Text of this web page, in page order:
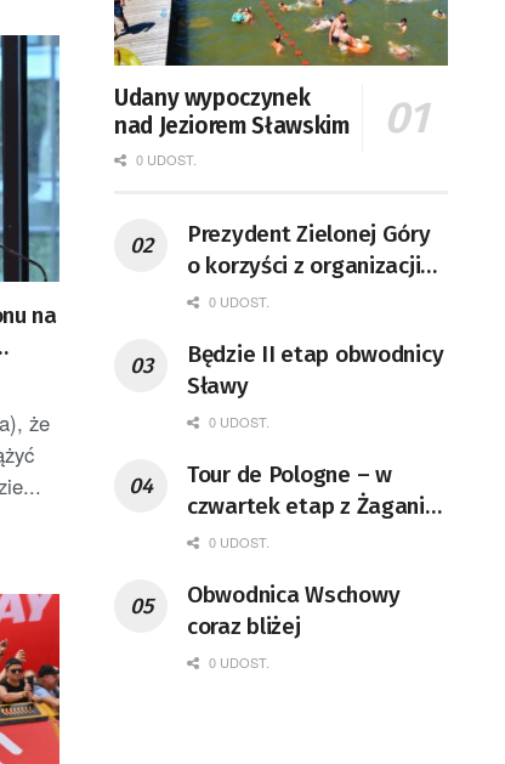
na
że
Udany wypoczynek
nad Jeziorem Sławskim
0 UDOST.
Prezydent Zielonej Góry
o korzyści z organizacji
mety Tour de Pologne
0 UDOST.
Będzie II etap obwodnicy
Sławy
0 UDOST.
Tour de Pologne – w
czwartek etap z Żagania
do Karpacza
0 UDOST.
Obwodnica Wschowy
coraz bliżej
0 UDOST.